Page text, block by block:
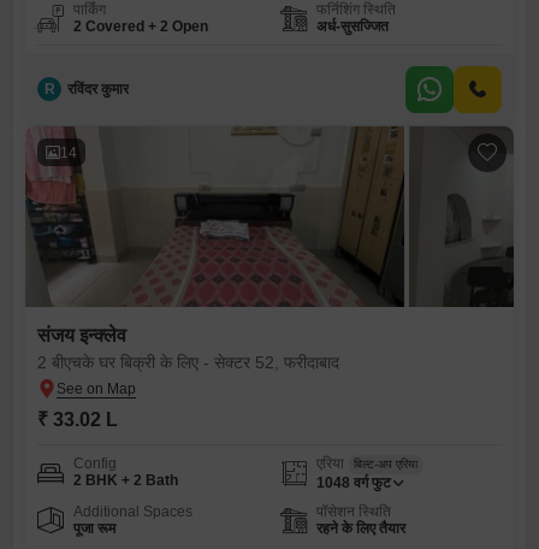
पार्किंग
2 Covered + 2 Open
फर्निशिंग स्थिति
अर्ध-सुसज्जित
R रविंदर कुमार
14
संजय इन्क्लेव
2 बीएचके घर बिक्री के लिए - सेक्टर 52, फरीदाबाद
₹ 33.02 L
Config
2 BHK + 2 Bath
एरिया बिल्ट-अप एरिया
1048 वर्ग फुट
Additional Spaces
पूजा रूम
पॉसेशन स्थिति
रहने के लिए तैयार